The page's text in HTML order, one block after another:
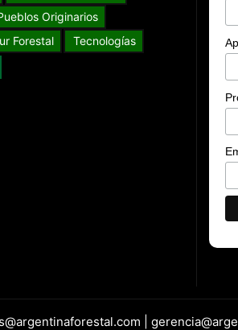
Originarios
Forestal Tecnologías
|